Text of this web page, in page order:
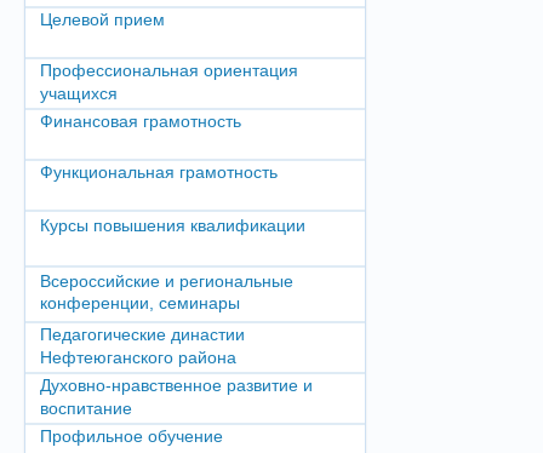
Целевой прием
Профессиональная ориентация
учащихся
Финансовая грамотность
Функциональная грамотность
Курсы повышения квалификации
Всероссийские и региональные
конференции, семинары
Педагогические династии
Нефтеюганского района
Духовно-нравственное развитие и
воспитание
Профильное обучение